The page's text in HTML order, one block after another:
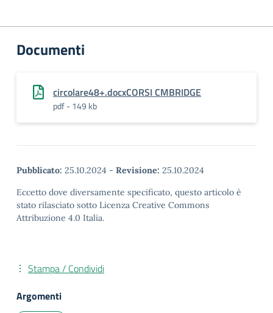
Documenti
circolare48+.docxCORSI CMBRIDGE
pdf - 149 kb
Pubblicato: 25.10.2024 - Revisione: 25.10.2024
Eccetto dove diversamente specificato, questo articolo è
stato rilasciato sotto Licenza Creative Commons
Attribuzione 4.0 Italia.
Stampa / Condividi
Argomenti